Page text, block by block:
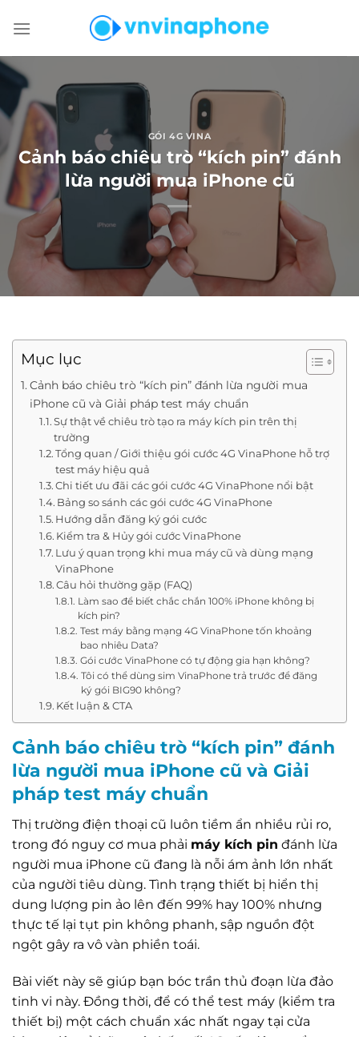
đến
dung
GÓI 4G VINA
Cảnh báo chiêu trò “kích pin” đánh
lừa người mua iPhone cũ
Mục lục
Cảnh báo chiêu trò “kích pin” đánh lừa người mua
iPhone cũ và Giải pháp test máy chuẩn
Sự thật về chiêu trò tạo ra máy kích pin trên thị
trường
Tổng quan / Giới thiệu gói cước 4G VinaPhone hỗ trợ
test máy hiệu quả
Chi tiết ưu đãi các gói cước 4G VinaPhone nổi bật
Bảng so sánh các gói cước 4G VinaPhone
Hướng dẫn đăng ký gói cước
Kiểm tra & Hủy gói cước VinaPhone
Lưu ý quan trọng khi mua máy cũ và dùng mạng
VinaPhone
Câu hỏi thường gặp (FAQ)
Làm sao để biết chắc chắn 100% iPhone không bị
kích pin?
Test máy bằng mạng 4G VinaPhone tốn khoảng
bao nhiêu Data?
Gói cước VinaPhone có tự động gia hạn không?
Tôi có thể dùng sim VinaPhone trả trước để đăng
ký gói BIG90 không?
Kết luận & CTA
Cảnh báo chiêu trò “kích pin” đánh
lừa người mua iPhone cũ và Giải
pháp test máy chuẩn
Thị trường điện thoại cũ luôn tiềm ẩn nhiều rủi ro,
trong đó nguy cơ mua phải máy kích pin đánh lừa
người mua iPhone cũ đang là nỗi ám ảnh lớn nhất
của người tiêu dùng. Tình trạng thiết bị hiển thị
dung lượng pin ảo lên đến 99% hay 100% nhưng
thực tế lại tụt pin không phanh, sập nguồn đột
ngột gây ra vô vàn phiền toái.
Bài viết này sẽ giúp bạn bóc trần thủ đoạn lừa đảo
tinh vi này. Đồng thời, để có thể test máy (kiểm tra
thiết bị) một cách chuẩn xác nhất ngay tại cửa